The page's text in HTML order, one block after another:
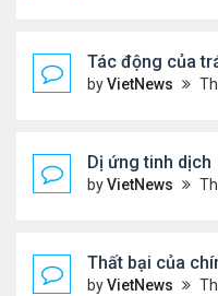
Tác động của
byVietNews Thứ 6 Tháng
Dị ứng tinh dịch
byVietNews Thứ 6 Tháng
Thất bại của
byVietNews Thứ 5 Tháng